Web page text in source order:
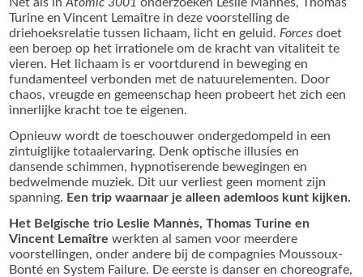
Net als inAtomic 3001 onderzoeken Leslie Mannès, Thomas
Turine en Vincent Lemaître in deze voorstelling de
driehoeksrelatie tussen lichaam, licht en geluid.Forces doet
een beroep op het irrationele om de kracht van vitaliteit te
vieren. Het lichaam is er voortdurend in beweging en
fundamenteel verbonden met de natuurelementen. Door
chaos, vreugde en gemeenschap heen probeert het zich een
innerlijke kracht toe te eigenen.
Opnieuw wordt de toeschouwer ondergedompeld in een
zintuiglijke totaalervaring. Denk optische illusies en
dansende schimmen, hypnotiserende bewegingen en
bedwelmende muziek. Dit uur verliest geen moment zijn
spanning. Een trip waarnaar je alleen ademloos kunt kijken.
Het Belgische trio Leslie Mannès, Thomas Turine en
Vincent Lemaître werkten al samen voor meerdere
voorstellingen, onder andere bij de compagnies Moussoux-
Bonté en System Failure. De eerste is danser en choreografe,